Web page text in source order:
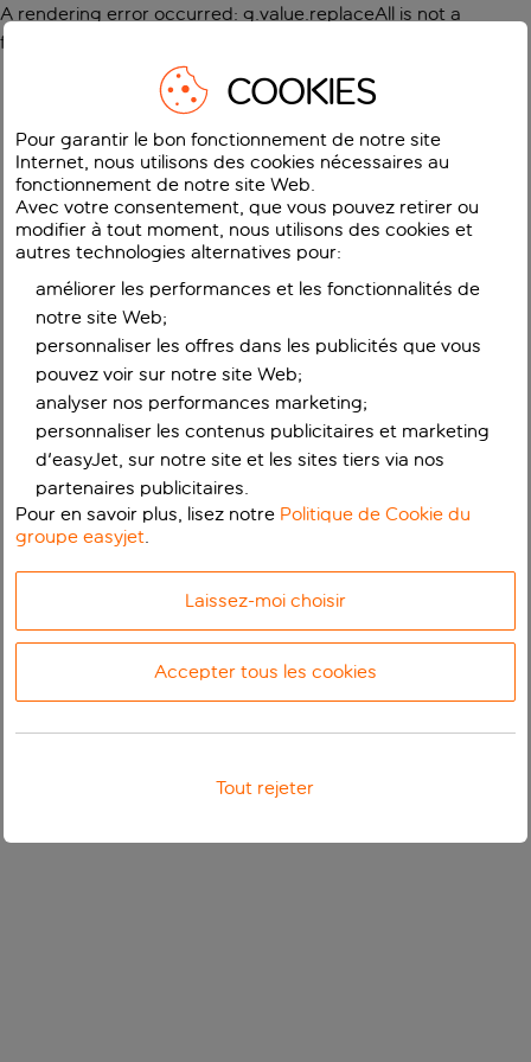
A rendering error occurred: g.value.replaceAll is not a
function
COOKIES
Pour garantir le bon fonctionnement de notre site
Internet, nous utilisons des cookies nécessaires au
fonctionnement de notre site Web.
Avec votre consentement, que vous pouvez retirer ou
modifier à tout moment, nous utilisons des cookies et
autres technologies alternatives pour:
améliorer les performances et les fonctionnalités de
notre site Web;
personnaliser les offres dans les publicités que vous
pouvez voir sur notre site Web;
analyser nos performances marketing;
personnaliser les contenus publicitaires et marketing
d'easyJet, sur notre site et les sites tiers via nos
partenaires publicitaires.
Pour en savoir plus, lisez notre Politique de Cookie du
groupe easyjet.
Laissez-moi choisir
Accepter tous les cookies
Tout rejeter